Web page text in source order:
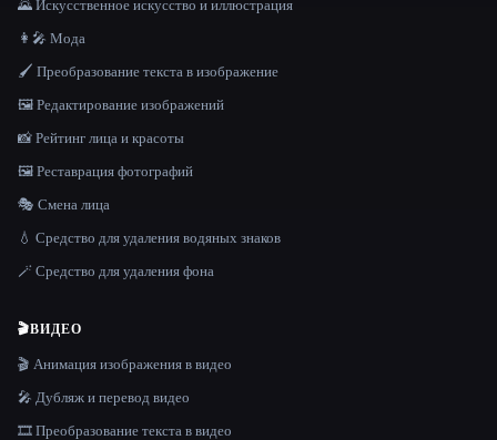
🌄 Искусственное искусство и иллюстрация
👩‍🎤 Мода
🖌️ Преобразование текста в изображение
🖼️ Редактирование изображений
📸 Рейтинг лица и красоты
🖼️ Реставрация фотографий
🎭 Смена лица
💧 Средство для удаления водяных знаков
🪄 Средство для удаления фона
🎬ВИДЕО
🎬 Анимация изображения в видео
🎤 Дубляж и перевод видео
🎞️ Преобразование текста в видео